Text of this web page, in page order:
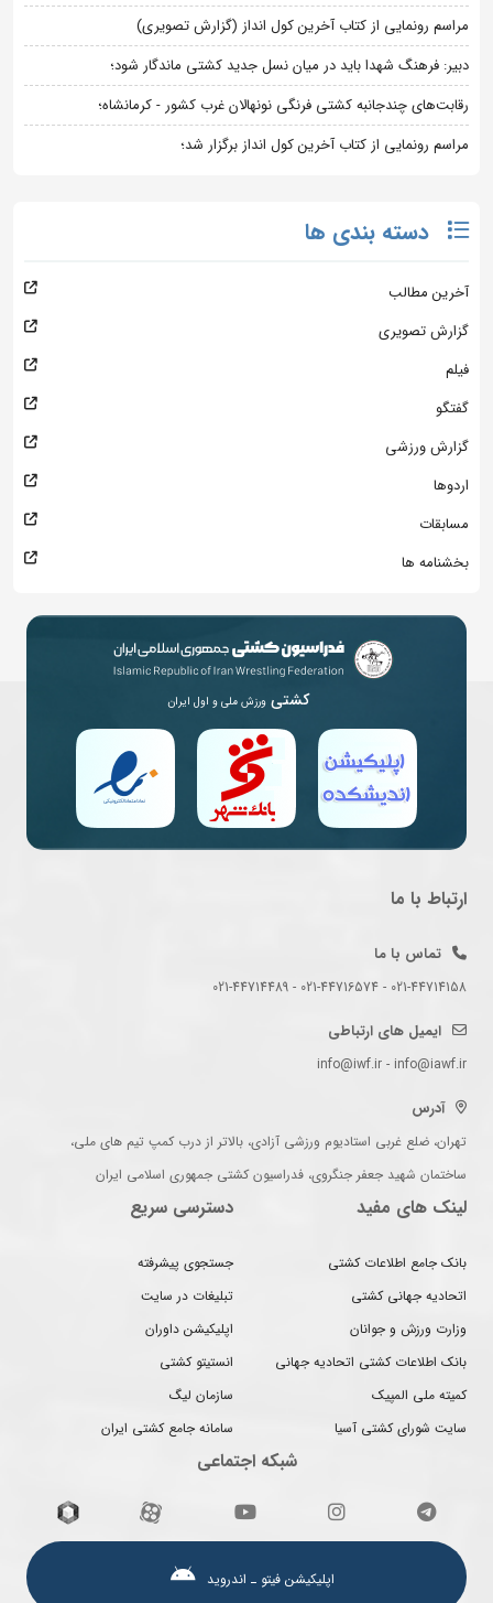
مراسم رونمایی از کتاب آخرین کول انداز (گزارش تصویری)
دبیر: فرهنگ شهدا باید در میان نسل جدید کشتی ماندگار شود؛
رقابت‌های چندجانبه کشتی فرنگی نونهالان غرب کشور - کرمانشاه؛
مراسم رونمایی از کتاب آخرین کول انداز برگزار شد؛
دسته بندی ها
آخرین مطالب
گزارش تصویری
فیلم
گفتگو
گزارش ورزشی
اردوها
مسابقات
بخشنامه ها
کشتی ورزش ملی و اول ایران
ارتباط با ما
تماس با ما
021-44714158 - 021-44716574 - 021-44714489
ایمیل های ارتباطی
info@iwf.ir - info@iawf.ir
آدرس
تهران، ضلع غربی استادیوم ورزشی آزادی، بالاتر از درب کمپ تیم های ملی،
ساختمان شهید جعفر جنگروی، فدراسیون کشتی جمهوری اسلامی ایران
لینک های مفید
بانک جامع اطلاعات کشتی
اتحادیه جهانی کشتی
وزارت ورزش و جوانان
بانک اطلاعات کشتی اتحادیه جهانی
کمیته ملی المپیک
سایت شورای کشتی آسیا
دسترسی سریع
جستجوی پیشرفته
تبلیغات در سایت
اپلیکیشن داوران
انستیتو کشتی
سازمان لیگ
سامانه جامع کشتی ایران
شبکه اجتماعی
اپلیکیشن فیتو ـ اندروید